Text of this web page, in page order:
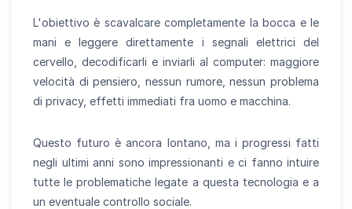
L'obiettivo è scavalcare completamente la bocca e le
mani e leggere direttamente i segnali elettrici del
cervello, decodificarli e inviarli al computer: maggiore
velocità di pensiero, nessun rumore, nessun problema
di privacy, effetti immediati fra uomo e macchina.
Questo futuro è ancora lontano, ma i progressi fatti
negli ultimi anni sono impressionanti e ci fanno intuire
tutte le problematiche legate a questa tecnologia e a
un eventuale controllo sociale.